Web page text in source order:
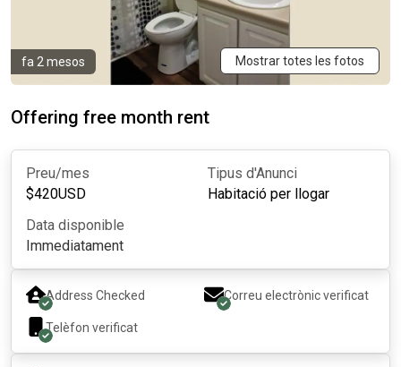
fa 2 mesos Mostrar totes les fotos
Offering free month rent
Preu/mes
$420USD
Tipus d'Anunci
Habitació per llogar
Data disponible
Immediatament
Address Checked Correu electrònic verificat
Telèfon verificat